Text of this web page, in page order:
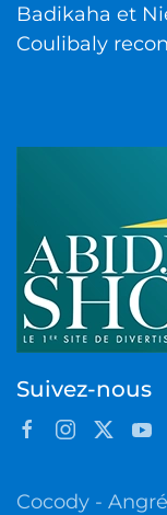
Badikaha et
Coulibaly
Suivez-nous
Cocody -